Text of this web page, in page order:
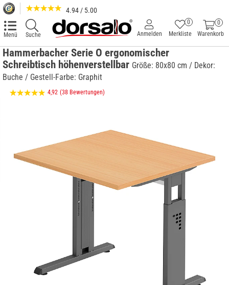
4.94 / 5.00
Menü Suche
0
Warenkorb
Merkliste
0
Anmelden
Hammerbacher Serie O ergonomischer
Schreibtisch höhenverstellbar Größe: 80x80 cm / Dekor:
Buche / Gestell-Farbe: Graphit
4,92 (38 Bewertungen)